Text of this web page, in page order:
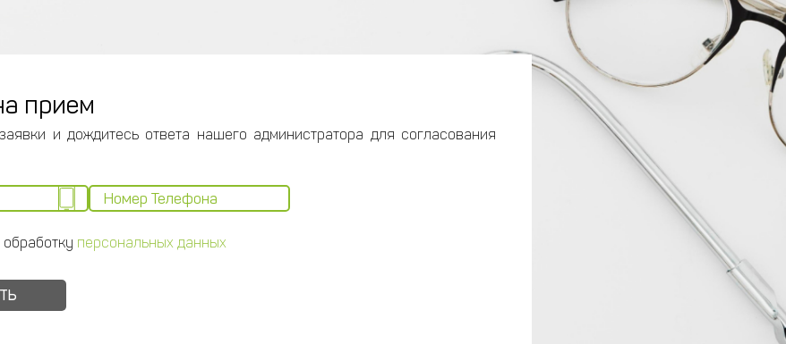
прием
и дождитесь ответа нашего администратора для согласования
персональных данных